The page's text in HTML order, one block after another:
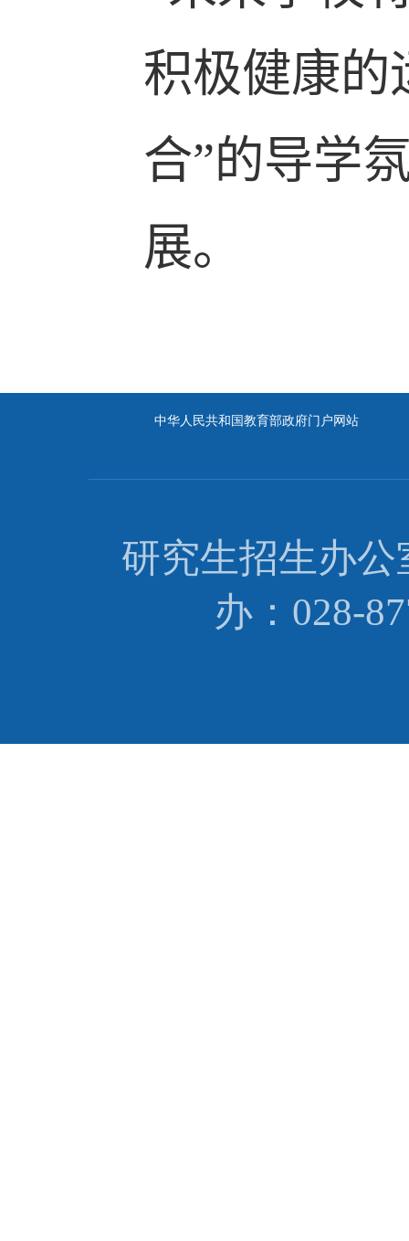
积极健康的
合”的导学
展。
中华人民共和国教育部政府门户网站
研究生招生办公
办：028-